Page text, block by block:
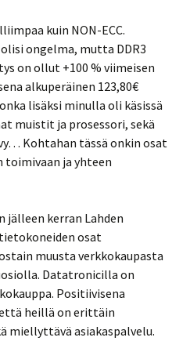
kuin NON-ECC.
ongelma, mutta DDR3
on ollut +100 % viimeisen
alkuperäinen 123,80€
lisäksi minulla oli käsissä
muistit ja prosessori, sekä
Kohtahan tässä onkin osat
toimivaan ja yhteen
jälleen kerran Lahden
osat
muusta verkkokaupasta
Datatronicilla on
Positiivisena
heillä on erittäin
miellyttävä asiakaspalvelu.